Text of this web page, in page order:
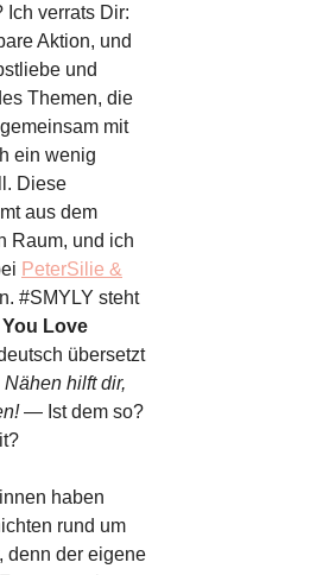
Ich verrats Dir:
Aktion, und
und
Themen, die
mit
ein wenig
Diese
aus dem
Raum, und ich
PeterSilie &
#SMYLY steht
Love
übersetzt
Nähen hilft dir,
— Ist dem so?
haben
rund um
denn der eigene